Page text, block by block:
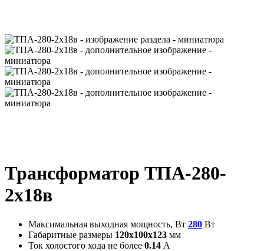
Трансформатор ТПА-280-
2х18в
Максимальная выходная мощность, Вт 280 Вт
Габаритные размеры 120х100х123 мм
Ток холостого хода не более 0.14 А